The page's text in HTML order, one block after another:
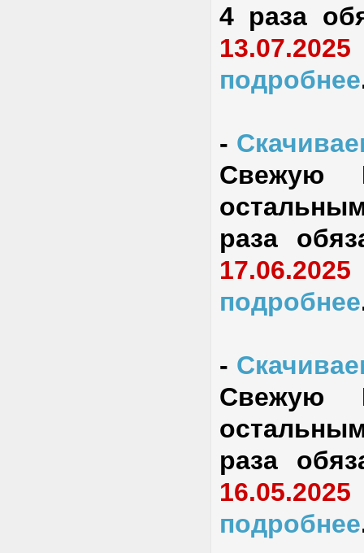
4 раза
13.07.2025
подробнее
-
Свежую
раза
17.06.2025
подробнее
-
Свежую
раза
16.05.2025
подробнее